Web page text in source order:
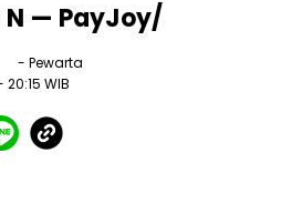
N — PayJoy/
- Pewarta
20:15 WIB